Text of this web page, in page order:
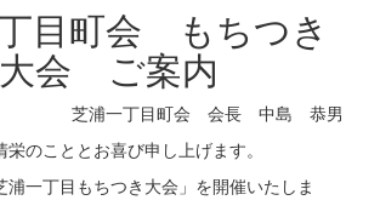
目町会 もちつき
大会 ご案内
芝浦一丁目町会 会長 中島 恭男
のこととお喜び申し上げます。
浦一丁目もちつき大会」を開催いたしま